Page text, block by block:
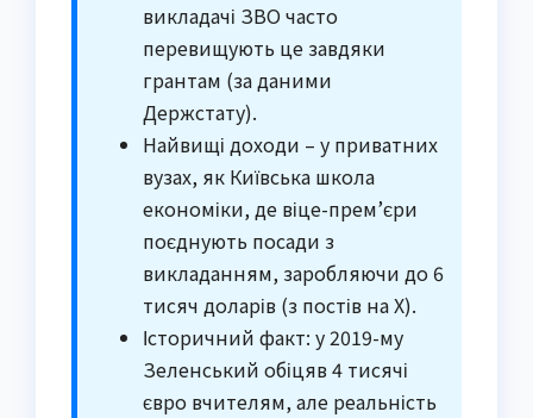
викладачі ЗВО часто
перевищують це завдяки
грантам (за даними
Держстату).
Найвищі доходи – у приватних
вузах, як Київська школа
економіки, де віце-прем’єри
поєднують посади з
викладанням, заробляючи до 6
тисяч доларів (з постів на X).
Історичний факт: у 2019-му
Зеленський обіцяв 4 тисячі
євро вчителям, але реальність